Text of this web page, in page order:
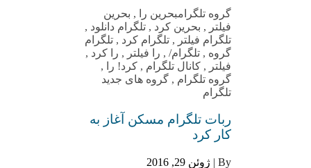
گروه تلگرامبحرین را , بحرین
فیلتر , بحرین کرد , تلگرام دانلود ,
تلگرام فیلتر , تلگرام کرد , تلگرام
گروه , تلگرام/, را فیلتر , را کرد ,
فیلتر , کانال تلگرام , کرد! را
,
گروه تلگرام , گروه های جدید
تلگرام
ربات تلگرام مسکن آغاز به
کار کرد
By | ژوئن 29, 2016